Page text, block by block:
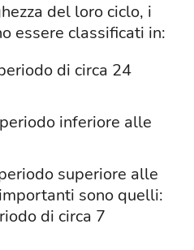
del loro ciclo, i
essere classificati in:
di circa 24
inferiore alle
superiore alle
sono quelli:
di circa 7